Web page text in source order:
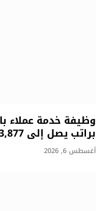
وظيفة خدمة عملاء
براتب يصل إلى 23,877 جنيه شهريًا
أغسطس 6, 2026